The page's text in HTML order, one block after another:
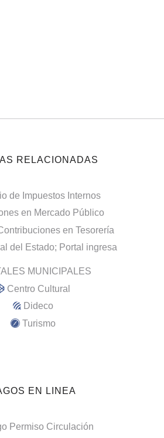
RELACIONADAS
de Impuestos Internos
en Mercado Público
en Tesorería
del Estado; Portal ingresa
MUNICIPALES
Centro Cultural
Dideco
Turismo
EN LINEA
Permiso Circulación